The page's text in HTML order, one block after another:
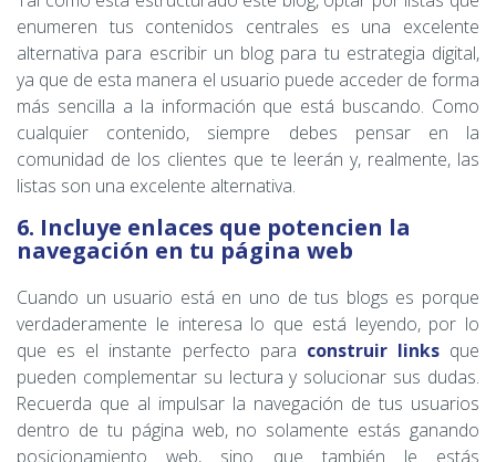
enumeren tus contenidos centrales es una excelente
alternativa para escribir un blog para tu estrategia digital,
ya que de esta manera el usuario puede acceder de forma
más sencilla a la información que está buscando. Como
cualquier contenido, siempre debes pensar en la
comunidad de los clientes que te leerán y, realmente, las
listas son una excelente alternativa.
6. Incluye enlaces que potencien la
navegación en tu página web
Cuando un usuario está en uno de tus blogs es porque
verdaderamente le interesa lo que está leyendo, por lo
que es el instante perfecto para construir links que
pueden complementar su lectura y solucionar sus dudas.
Recuerda que al impulsar la navegación de tus usuarios
dentro de tu página web, no solamente estás ganando
posicionamiento web, sino que también le estás